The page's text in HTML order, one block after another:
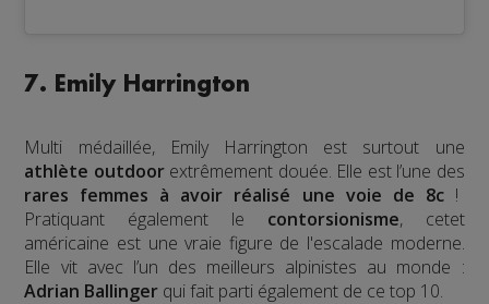
7. Emily Harrington
Multi médaillée, Emily Harrington est surtout une
athlète outdoorextrêmement douée. Elle est l’une des
rares femmes à avoir réalisé une voie de 8c !
Pratiquant également le contorsionisme, cetet
américaine est une vraie figure de l'escalade moderne.
Elle vit avec l’un des meilleurs alpinistes au monde :
Adrian Ballinger qui fait parti également de ce top 10.